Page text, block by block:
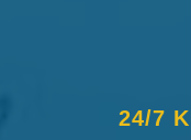
24/7